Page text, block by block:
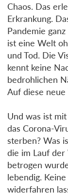
Chaos. Das
Erkrankung.
Pandemie
ist eine Welt
und Tod. Die
kennt keine
bedrohlichen
Auf diese
Und was ist
das Corona-
sterben? Was
die im Lauf
betrogen
lebendig.
widerfahren